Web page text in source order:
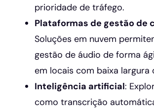
prioridade de tráfego.
Plataformas de gestão de
Soluções em nuvem
gestão de áudio de forma
em locais com baixa largura
Inteligência artificial:
como transcrição